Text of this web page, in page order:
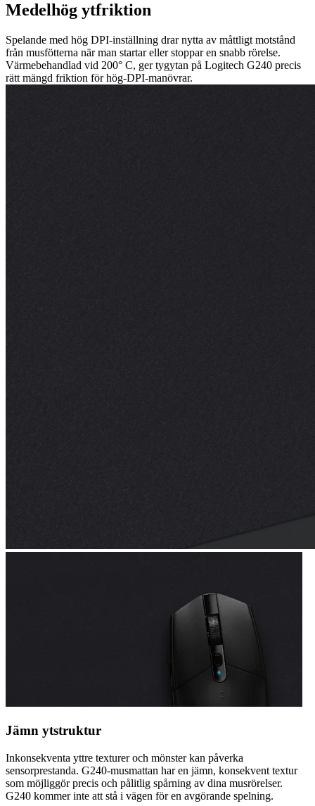
Medelhög ytfriktion
Spelande med hög DPI-inställning drar nytta av måttligt motstånd
från musfötterna när man startar eller stoppar en snabb rörelse.
Värmebehandlad vid 200° C, ger tygytan på Logitech G240 precis
rätt mängd friktion för hög-DPI-manövrar.
Jämn ytstruktur
Inkonsekventa yttre texturer och mönster kan påverka
sensorprestanda. G240-musmattan har en jämn, konsekvent textur
som möjliggör precis och pålitlig spårning av dina musrörelser.
G240 kommer inte att stå i vägen för en avgörande spelning.